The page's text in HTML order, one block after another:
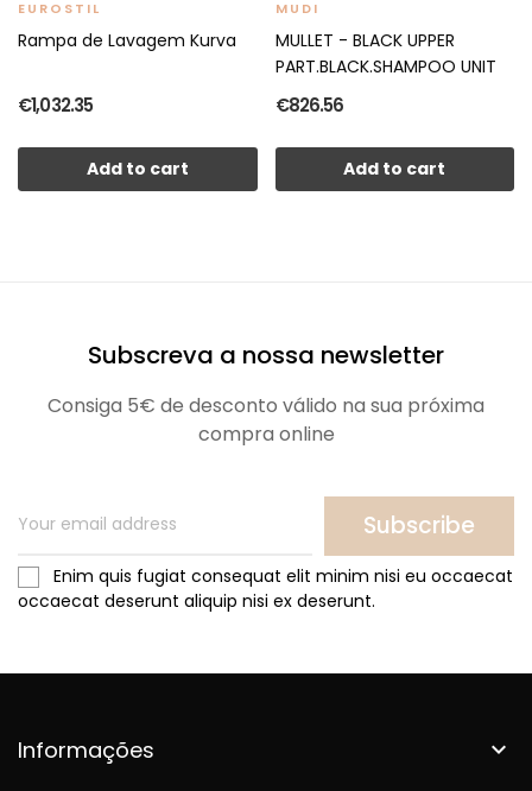
EUROSTIL
Rampa de Lavagem Kurva
€1,032.35
Add to cart
MUDI
MULLET - BLACK UPPER
PART.BLACK.SHAMPOO UNIT
€826.56
Add to cart
Subscreva a nossa newsletter
Consiga 5€ de desconto válido na sua próxima
compra online
Subscribe
Enim quis fugiat consequat elit minim nisi eu occaecat
occaecat deserunt aliquip nisi ex deserunt.
Informações 